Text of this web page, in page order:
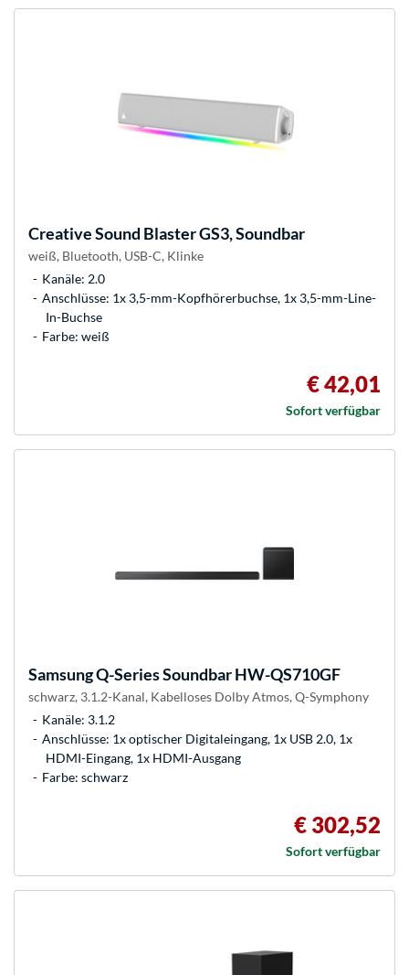
CreativeSound Blaster GS3, Soundbar
weiß, Bluetooth, USB-C, Klinke
Kanäle: 2.0
Anschlüsse: 1x 3,5-mm-Kopfhörerbuchse, 1x 3,5-mm-Line-
In-Buchse
Farbe: weiß
€ 42,01
Sofort verfügbar
SamsungQ-Series Soundbar HW-QS710GF
schwarz, 3.1.2-Kanal, Kabelloses Dolby Atmos, Q-Symphony
Kanäle: 3.1.2
Anschlüsse: 1x optischer Digitaleingang, 1x USB 2.0, 1x
HDMI-Eingang, 1x HDMI-Ausgang
Farbe: schwarz
€ 302,52
Sofort verfügbar